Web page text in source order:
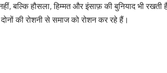
बल्कि हौसला, हिम्मत और इंसाफ़ की बुनियाद भी रखती
की रोशनी से समाज को रोशन कर रहे हैं।